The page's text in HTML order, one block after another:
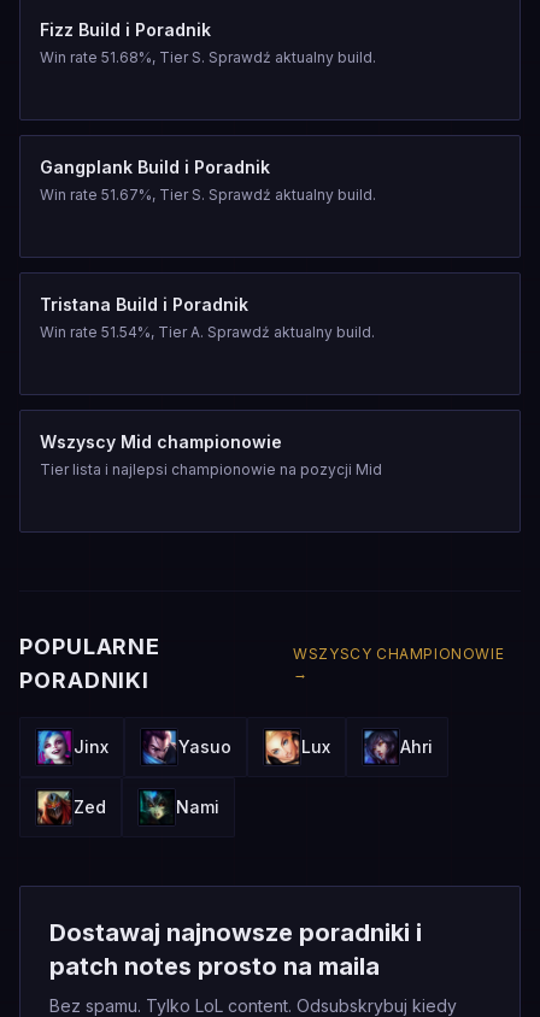
Fizz Build i Poradnik
Win rate 51.68%, Tier S. Sprawdź aktualny build.
Gangplank Build i Poradnik
Win rate 51.67%, Tier S. Sprawdź aktualny build.
Tristana Build i Poradnik
Win rate 51.54%, Tier A. Sprawdź aktualny build.
Wszyscy Mid championowie
Tier lista i najlepsi championowie na pozycji Mid
POPULARNE
PORADNIKI
WSZYSCY CHAMPIONOWIE
→
Jinx Yasuo Lux Ahri
Zed Nami
Dostawaj najnowsze poradniki i
patch notes prosto na maila
Bez spamu. Tylko LoL content. Odsubskrybuj kiedy